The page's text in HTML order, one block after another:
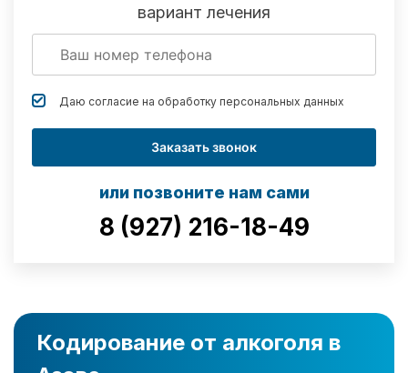
вариант лечения
Даю согласие на обработку персональных данных
Заказать звонок
или позвоните нам сами
8 (927) 216-18-49
Кодирование от алкоголя в